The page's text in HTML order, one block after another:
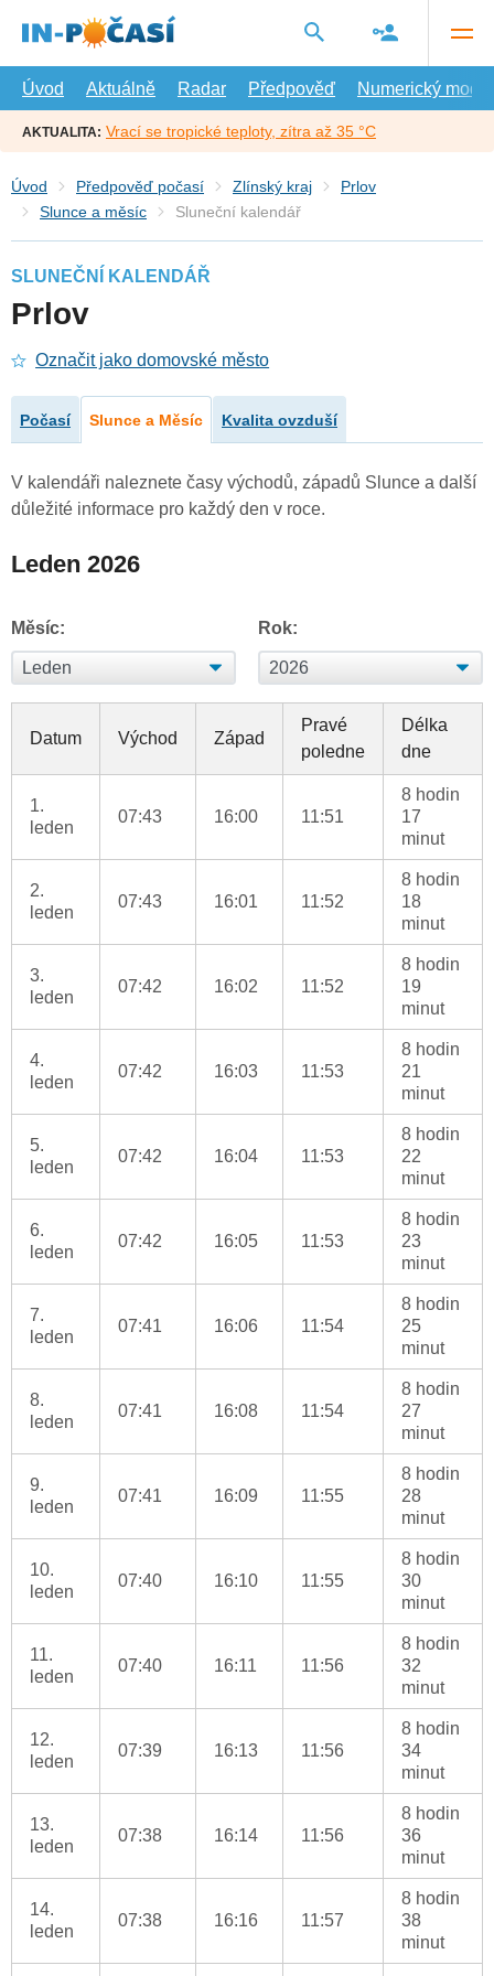
hlavní
Úvod
Aktuálně Radar Předpověď Numerický model
AKTUALITA: Vrací se tropické teploty, zítra až 35 °C
Úvod Předpověď počasí Zlínský kraj
Prlov
Slunce a měsíc
Sluneční kalendář
SLUNEČNÍ KALENDÁŘ
Prlov
Označit jako domovské město
Počasí Slunce a Měsíc Kvalita ovzduší
V kalendáři naleznete časy východů, západů Slunce a další
důležité informace pro každý den v roce.
Leden 2026
Měsíc: Rok:
Datum Východ Západ
Pravé
poledne
Délka
dne
1.
leden
07:43 16:00 11:51
8 hodin
17
minut
2.
leden
07:43 16:01 11:52
8 hodin
18
minut
3.
leden
07:42 16:02 11:52
8 hodin
19
minut
4.
leden
07:42 16:03 11:53
8 hodin
21
minut
5.
leden
07:42 16:04 11:53
8 hodin
22
minut
6.
leden
07:42 16:05 11:53
8 hodin
23
minut
7.
leden
07:41 16:06 11:54
8 hodin
25
minut
8.
leden
07:41 16:08 11:54
8 hodin
27
minut
9.
leden
07:41 16:09 11:55
8 hodin
28
minut
10.
leden
07:40 16:10 11:55
8 hodin
30
minut
11.
leden
07:40 16:11 11:56
8 hodin
32
minut
12.
leden
07:39 16:13 11:56
8 hodin
34
minut
13.
leden
07:38 16:14 11:56
8 hodin
36
minut
14.
leden
07:38 16:16 11:57
8 hodin
38
minut